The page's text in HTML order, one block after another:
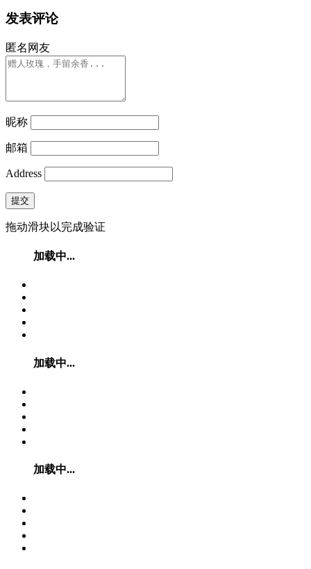
发表评论
匿名网友
昵称
邮箱
Address
提交
拖动滑块以完成验证
加载中...
加载中...
加载中...